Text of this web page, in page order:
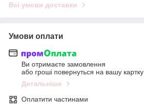
Всі умови доставки
Умови оплати
Ви отримаєте замовлення
або гроші повернуться на вашу картку
Детальніше
Оплатити частинами